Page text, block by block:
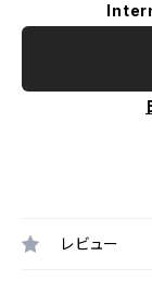
レビュー